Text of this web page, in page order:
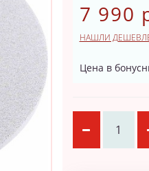
7 990
НАШЛИ
Цена в